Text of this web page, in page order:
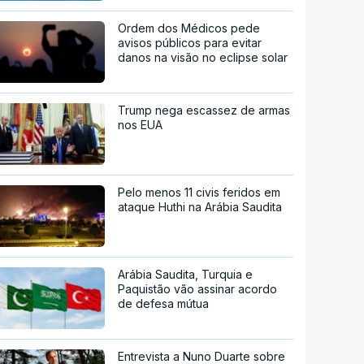
Ordem dos Médicos pede
avisos públicos para evitar
danos na visão no eclipse solar
Trump nega escassez de armas
nos EUA
Pelo menos 11 civis feridos em
ataque Huthi na Arábia Saudita
Arábia Saudita, Turquia e
Paquistão vão assinar acordo
de defesa mútua
Entrevista a Nuno Duarte sobre